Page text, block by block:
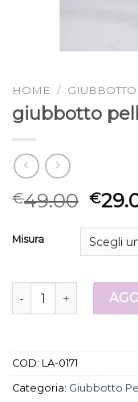
HOME /
giubbotto
€49.00 €
Misura
giubbotto pelle
COD: LA-0171
Categoria: Giubbotto